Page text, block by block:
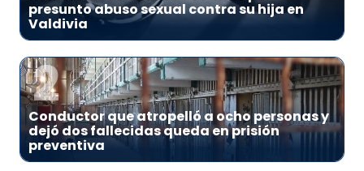
presunto abuso sexual contra su hija en
Valdivia
2
Conductor que atropelló a ocho personas y
dejó dos fallecidas queda en prisión
preventiva